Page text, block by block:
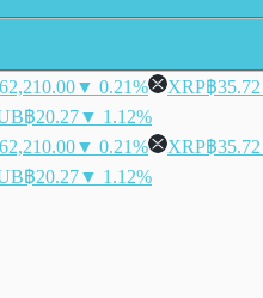
▼ 0.21% XRP฿35.72
฿20.27▼ 1.12%
▼ 0.21% XRP฿35.72
฿20.27▼ 1.12%